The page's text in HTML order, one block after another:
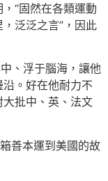
“固然在各類運動
泛泛之言”，因此
、浮于腦海，讓他
。好在他耐力不
批中、英、法文
善本運到美國的故